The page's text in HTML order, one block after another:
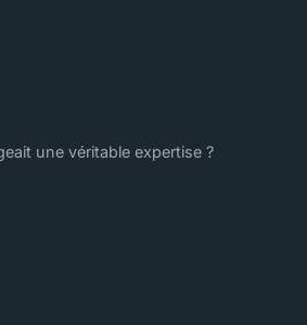
une véritable expertise ?